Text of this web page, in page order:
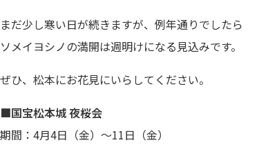
まだ少し寒い日が続きますが、例年通りでしたら
ソメイヨシノの満開は週明けになる見込みです。
ぜひ、松本にお花見にいらしてください。
■国宝松本城 夜桜会
期間：4月4日（金）～11日（金）